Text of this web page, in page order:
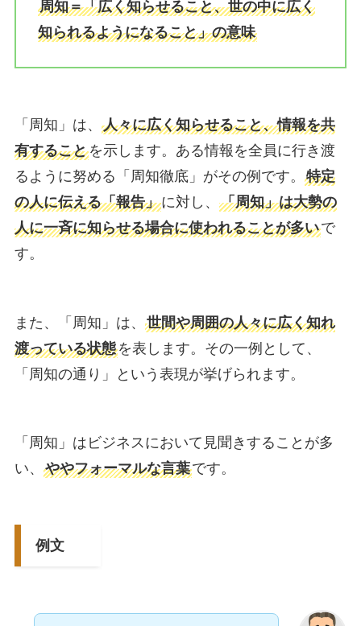
周知＝「広く知らせること、世の中に広く
知られるようになること」の意味
「周知」は、 人々に広く知らせること、情報を共
有することを示します。ある情報を全員に行き渡
るように努める「周知徹底」がその例です。 特定
の人に伝える「報告」に対し、 「周知」は大勢の
人に一斉に知らせる場合に使われることが多いで
す。
また、「周知」は、 世間や周囲の人々に広く知れ
渡っている状態を表します。その一例として、
「周知の通り」という表現が挙げられます。
「周知」はビジネスにおいて見聞きすることが多
い、 ややフォーマルな言葉です。
例文